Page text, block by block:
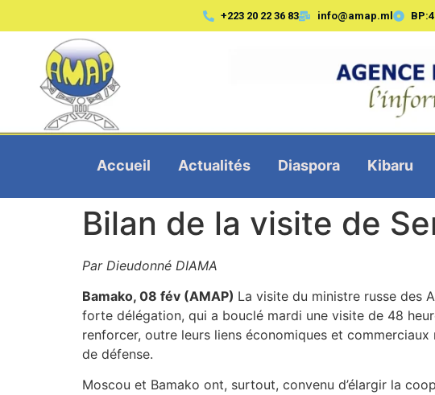
+223 20 22 36 83 info@amap.ml
Accueil Actualités Diaspora Kibaru
Bilan de la visite de
Par Dieudonné DIAMA
Bamako, 08 fév (AMAP) La visite du ministre russe des
forte délégation, qui a bouclé mardi une visite de 48
renforcer, outre leurs liens économiques et
de défense.
Moscou et Bamako ont, surtout, convenu d’élargir la